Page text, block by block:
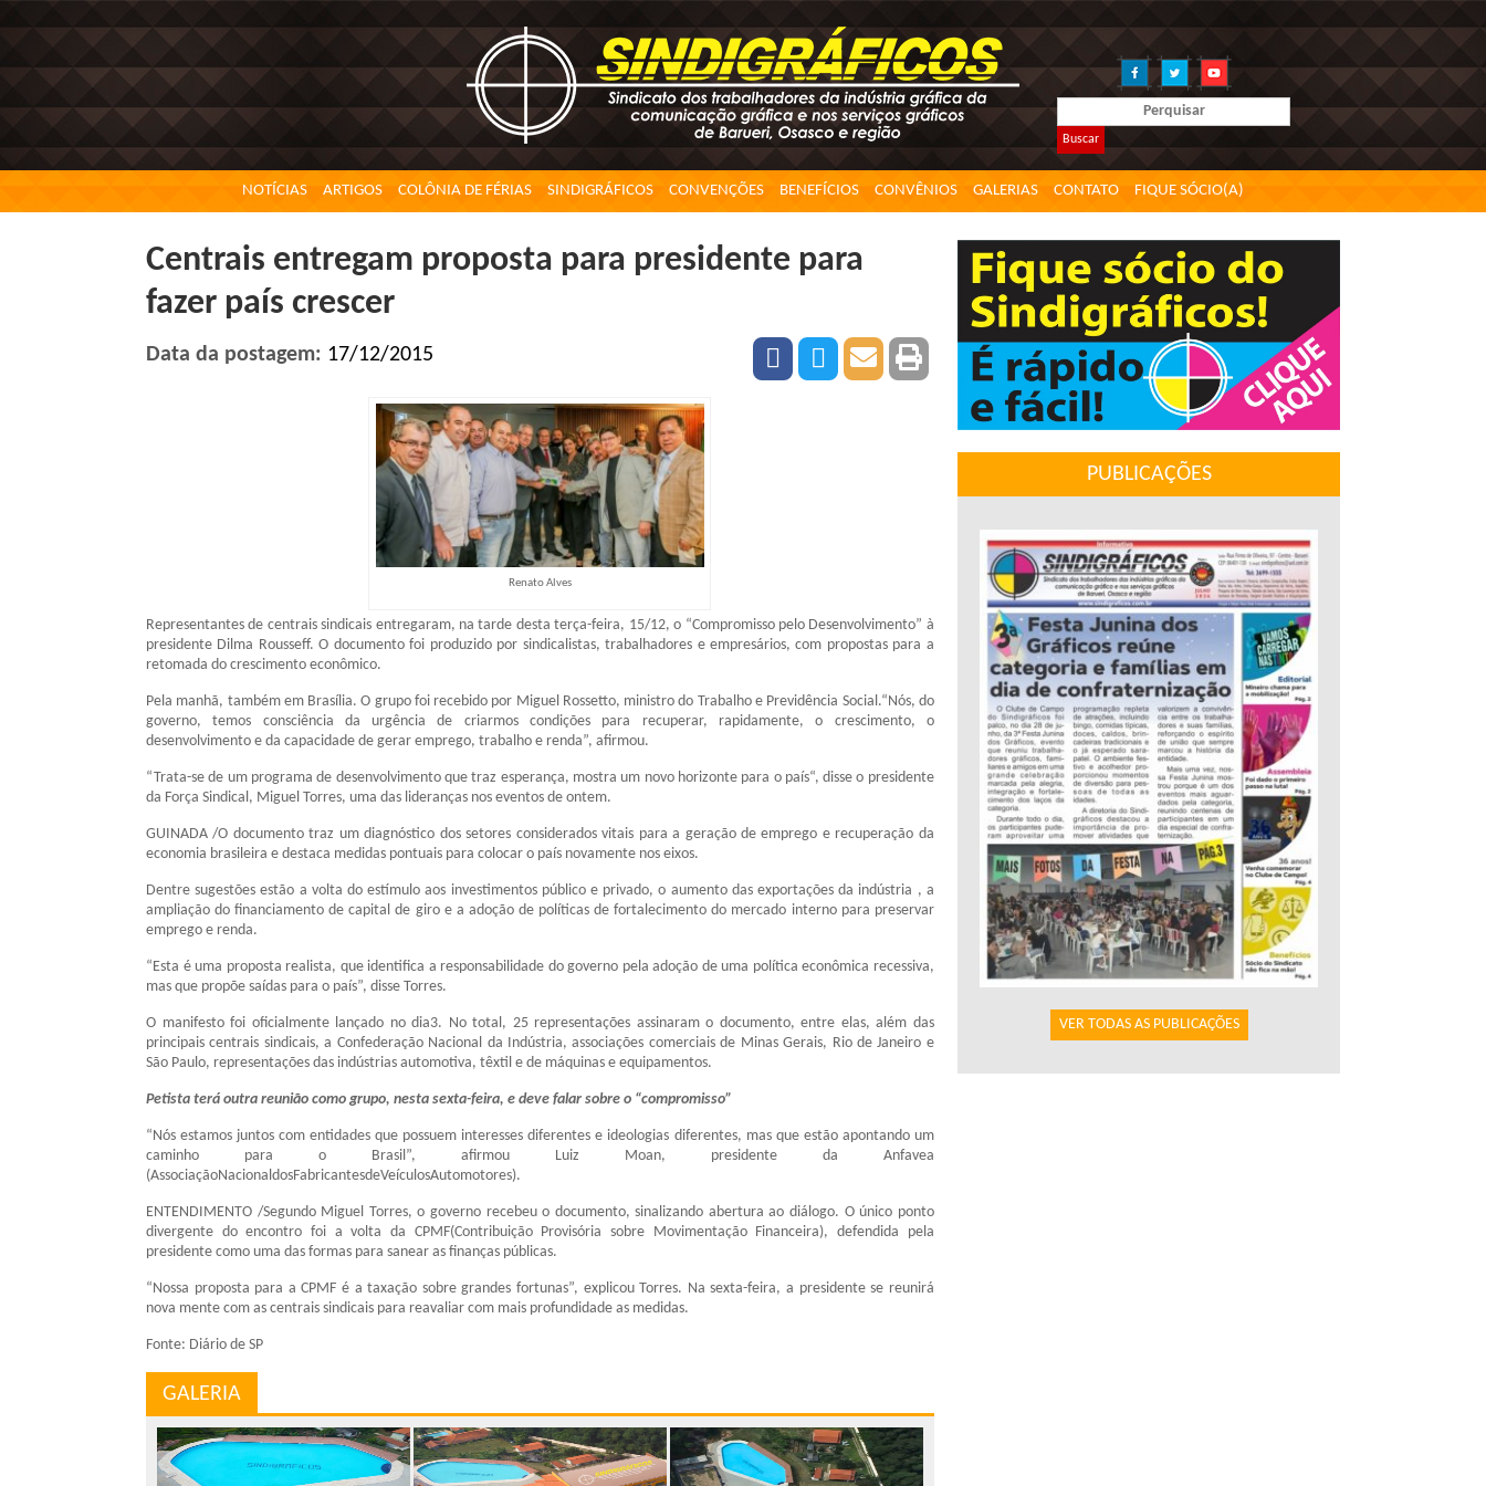
Buscar
NOTÍCIAS ARTIGOS COLÔNIA DE FÉRIAS SINDIGRÁFICOS CONVENÇÕES BENEFÍCIOS CONVÊNIOS GALERIAS CONTATO FIQUE SÓCIO(A)
Centrais entregam proposta para presidente para
fazer país crescer
Data da postagem: 17/12/2015
Renato Alves
Representantes de centrais sindicais entregaram, na tarde desta terça-feira, 15/12, o “Compromisso pelo Desenvolvimento” à
presidente Dilma Rousseff. O documento foi produzido por sindicalistas, trabalhadores e empresários, com propostas para a
retomada do crescimento econômico.
Pela manhã, também em Brasília. O grupo foi recebido por Miguel Rossetto, ministro do Trabalho e Previdência Social.“Nós, do
governo, temos consciência da urgência de criarmos condições para recuperar, rapidamente, o crescimento, o
desenvolvimento e da capacidade de gerar emprego, trabalho e renda”, afirmou.
“Trata-se de um programa de desenvolvimento que traz esperança, mostra um novo horizonte para o país“, disse o presidente
da Força Sindical, Miguel Torres, uma das lideranças nos eventos de ontem.
GUINADA /O documento traz um diagnóstico dos setores considerados vitais para a geração de emprego e recuperação da
economia brasileira e destaca medidas pontuais para colocar o país novamente nos eixos.
Dentre sugestões estão a volta do estímulo aos investimentos público e privado, o aumento das exportações da indústria , a
ampliação do financiamento de capital de giro e a adoção de políticas de fortalecimento do mercado interno para preservar
emprego e renda.
“Esta é uma proposta realista, que identifica a responsabilidade do governo pela adoção de uma política econômica recessiva,
mas que propõe saídas para o país”, disse Torres.
O manifesto foi oficialmente lançado no dia3. No total, 25 representações assinaram o documento, entre elas, além das
principais centrais sindicais, a Confederação Nacional da Indústria, associações comerciais de Minas Gerais, Rio de Janeiro e
São Paulo, representações das indústrias automotiva, têxtil e de máquinas e equipamentos.
Petista terá outra reunião como grupo, nesta sexta-feira, e deve falar sobre o “compromisso”
“Nós estamos juntos com entidades que possuem interesses diferentes e ideologias diferentes, mas que estão apontando um
caminho para o Brasil”, afirmou Luiz Moan, presidente da Anfavea
(AssociaçãoNacionaldosFabricantesdeVeículosAutomotores).
ENTENDIMENTO /Segundo Miguel Torres, o governo recebeu o documento, sinalizando abertura ao diálogo. O único ponto
divergente do encontro foi a volta da CPMF(Contribuição Provisória sobre Movimentação Financeira), defendida pela
presidente como uma das formas para sanear as finanças públicas.
“Nossa proposta para a CPMF é a taxação sobre grandes fortunas”, explicou Torres. Na sexta-feira, a presidente se reunirá
nova mente com as centrais sindicais para reavaliar com mais profundidade as medidas.
Fonte: Diário de SP
GALERIA
PUBLICAÇÕES
VER TODAS AS PUBLICAÇÕES